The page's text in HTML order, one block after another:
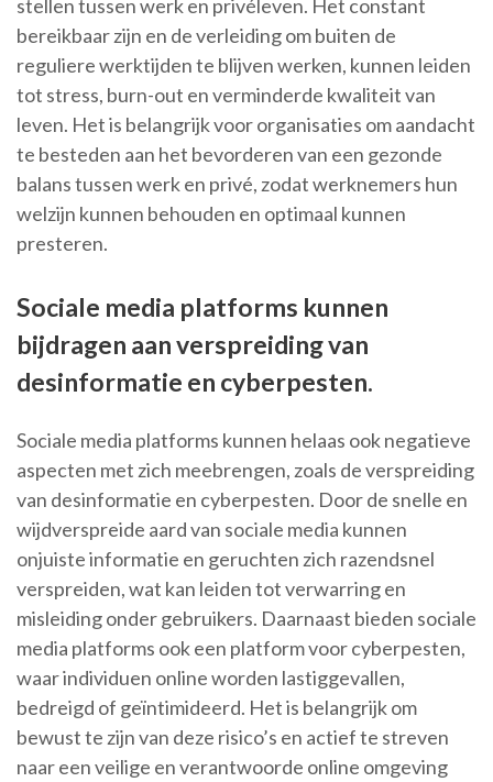
stellen tussen werk en privéleven. Het constant
bereikbaar zijn en de verleiding om buiten de
reguliere werktijden te blijven werken, kunnen leiden
tot stress, burn-out en verminderde kwaliteit van
leven. Het is belangrijk voor organisaties om aandacht
te besteden aan het bevorderen van een gezonde
balans tussen werk en privé, zodat werknemers hun
welzijn kunnen behouden en optimaal kunnen
presteren.
Sociale media platforms kunnen
bijdragen aan verspreiding van
desinformatie en cyberpesten.
Sociale media platforms kunnen helaas ook negatieve
aspecten met zich meebrengen, zoals de verspreiding
van desinformatie en cyberpesten. Door de snelle en
wijdverspreide aard van sociale media kunnen
onjuiste informatie en geruchten zich razendsnel
verspreiden, wat kan leiden tot verwarring en
misleiding onder gebruikers. Daarnaast bieden sociale
media platforms ook een platform voor cyberpesten,
waar individuen online worden lastiggevallen,
bedreigd of geïntimideerd. Het is belangrijk om
bewust te zijn van deze risico’s en actief te streven
naar een veilige en verantwoorde online omgeving